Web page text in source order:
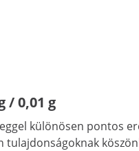
/ 0,01 g
különösen pontos
tulajdonságoknak